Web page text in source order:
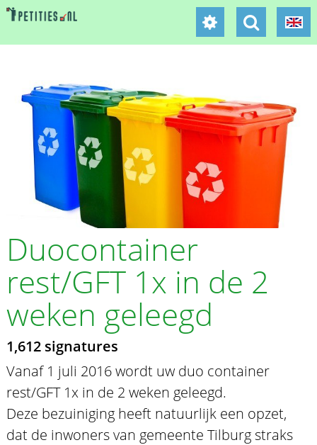
Duocontainer
rest/GFT 1x in de 2
weken geleegd
1,612 signatures
Vanaf 1 juli 2016 wordt uw duo container
rest/GFT 1x in de 2 weken geleegd.
Deze bezuiniging heeft natuurlijk een opzet,
dat de inwoners van gemeente Tilburg straks